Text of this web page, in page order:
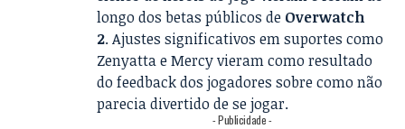
longo dos betas públicos de Overwatch
2. Ajustes significativos em suportes como
Zenyatta e Mercy vieram como resultado
do feedback dos jogadores sobre como não
parecia divertido de se jogar.
- Publicidade -